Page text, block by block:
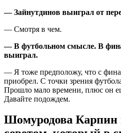
— Зайнутдинов выиграл от
— Смотря в чем.
— В футбольном смысле. В
выиграл.
— Я тоже предположу, что с
приобрел. С точки зрения
Прошло мало времени, плюс он
Давайте подождем.
Шомуродова Карпин